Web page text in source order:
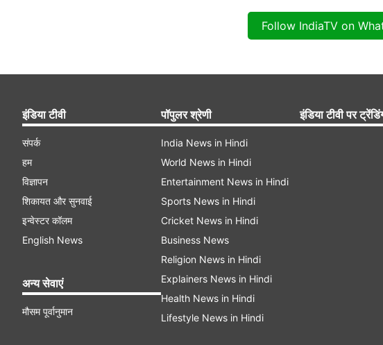
Follow IndiaTV on
इंडिया टीवी
संपर्क
हम
विज्ञापन
शिकायत और सुनवाई
इन्वेस्टर कॉलम
English News
अन्य सेवाएं
मौसम पूर्वानुमान
पॉपुलर श्रेणी
India News in Hindi
World News in Hindi
Entertainment News in Hindi
Sports News in Hindi
Cricket News in Hindi
Business News
Religion News in Hindi
Explainers News in Hindi
Health News in Hindi
Lifestyle News in Hindi
इंडिया टीवी पर